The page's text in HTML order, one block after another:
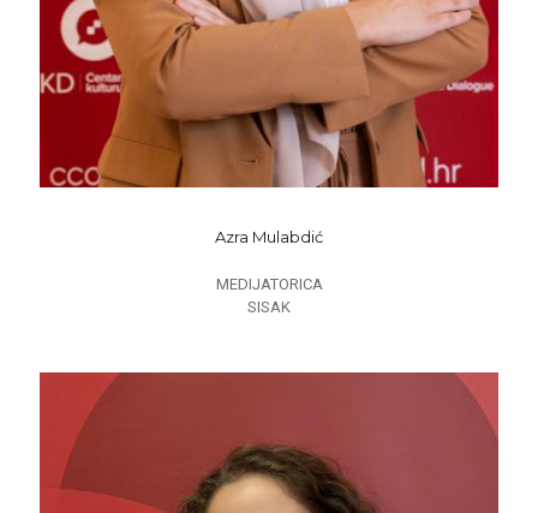
Azra Mulabdić
MEDIJATORICA
SISAK